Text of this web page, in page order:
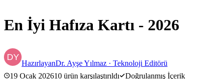
En İyi Hafıza Kartı - 2026
HazırlayanDr. Ayşe Yılmaz · Teknoloji Editörü
19 Ocak 202610 ürün karşılaştırıldı Doğrulanmış İçerik